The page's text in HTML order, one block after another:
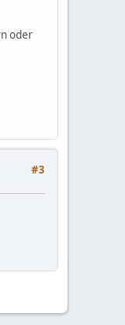
oder
#3